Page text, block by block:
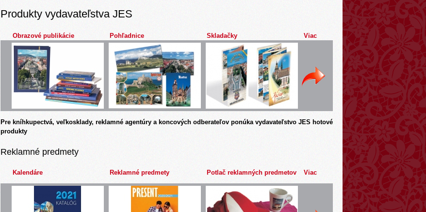
Produkty vydavateľstva JES
Obrazové publikácie Pohľadnice Skladačky Viac
Pre kníhkupectvá, veľkosklady, reklamné agentúry a koncových odberateľov ponúka vydavateľstvo JES hotové
produkty
Reklamné predmety
Kalendáre Reklamné predmety Potlač reklamných predmetov Viac